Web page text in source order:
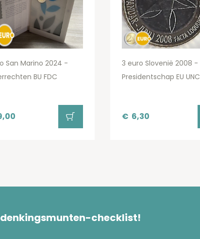
San Marino 2024 -
BU FDC
3 euro Slovenië 2008 -
Presidentschap EU UNC
€ 6,30
checklist!